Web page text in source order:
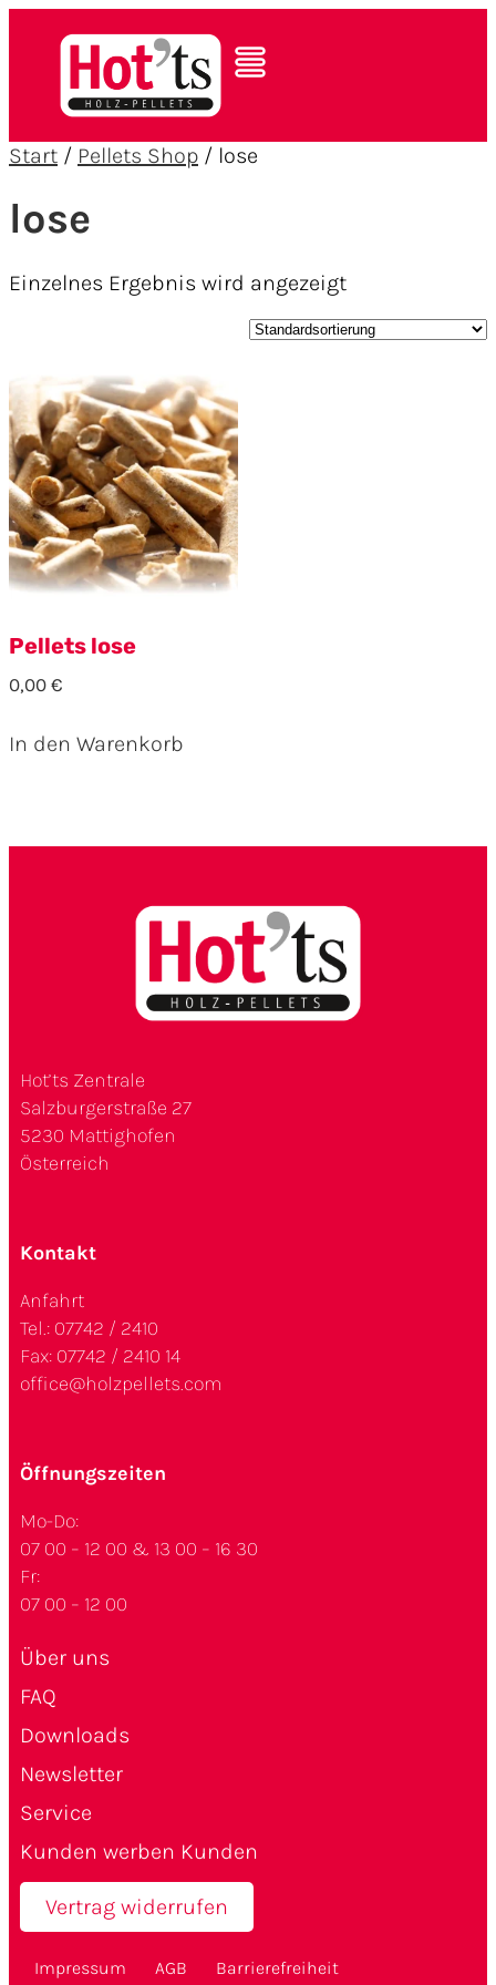
Start / Pellets Shop / lose
lose
Einzelnes Ergebnis wird angezeigt
Pellets lose
0,00 €
In den Warenkorb
Hot’ts Zentrale
Salzburgerstraße 27
5230 Mattighofen
Österreich
Kontakt
Anfahrt
Tel.: 07742 / 2410
Fax: 07742 / 2410 14
office@holzpellets.com
Öffnungszeiten
Mo-Do:
07 00 – 12 00 & 13 00 – 16 30
Fr:
07 00 – 12 00
Über uns
FAQ
Downloads
Newsletter
Service
Kunden werben Kunden
Vertrag widerrufen
Impressum AGB Barrierefreiheit